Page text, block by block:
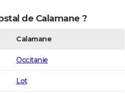
de Calamane ?
Calamane
Occitanie
Lot